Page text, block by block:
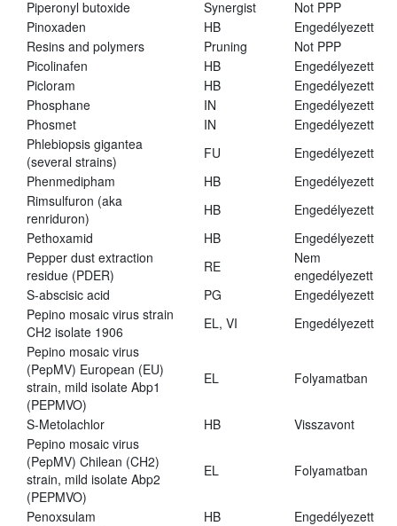
Piperonyl butoxide
Synergist
Not PPP
Pinoxaden
HB
Engedélyezett
Resins and polymers
Pruning
Not PPP
Picolinafen
HB
Engedélyezett
Picloram
HB
Engedélyezett
Phosphane
IN
Engedélyezett
Phosmet
IN
Engedélyezett
Phlebiopsis gigantea
(several strains)
FU
Engedélyezett
Phenmedipham
HB
Engedélyezett
Rimsulfuron (aka
renriduron)
HB
Engedélyezett
Pethoxamid
HB
Engedélyezett
Pepper dust extraction
residue (PDER)
RE
Nem
engedélyezett
S-abscisic acid
PG
Engedélyezett
Pepino mosaic virus strain
CH2 isolate 1906
EL, VI
Engedélyezett
Pepino mosaic virus
(PepMV) European (EU)
strain, mild isolate Abp1
(PEPMVO)
EL Folyamatban
S-Metolachlor HB
Visszavont
Pepino mosaic virus
(PepMV) Chilean (CH2)
strain, mild isolate Abp2
(PEPMVO)
EL Folyamatban
Penoxsulam HB
Engedélyezett